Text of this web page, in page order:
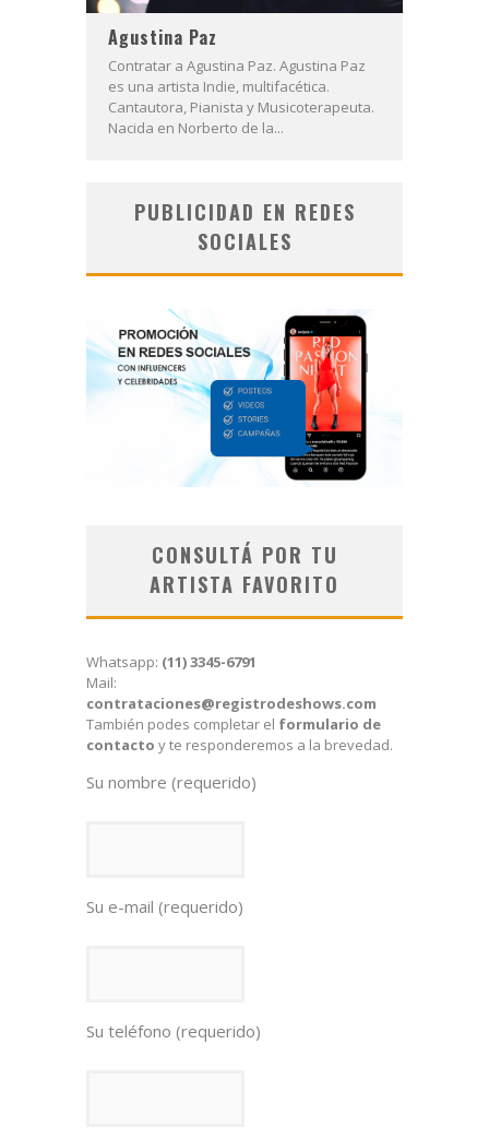
Agustina Paz
Contratar a Agustina Paz. Agustina Paz
es una artista Indie, multifacética.
Cantautora, Pianista y Musicoterapeuta.
Nacida en Norberto de la...
PUBLICIDAD EN REDES
SOCIALES
CONSULTÁ POR TU
ARTISTA FAVORITO
Whatsapp: (11) 3345-6791
Mail:
contrataciones@registrodeshows.com
También podes completar el formulario de
contacto y te responderemos a la brevedad.
Su nombre (requerido)
Su e-mail (requerido)
Su teléfono (requerido)